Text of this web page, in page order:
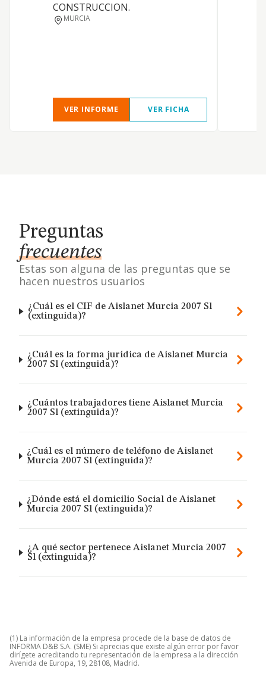
CONSTRUCCION.
MURCIA
VER INFORME VER FICHA
Preguntas
frecuentes
Estas son alguna de las preguntas que se
hacen nuestros usuarios
¿Cuál es el CIF de Aislanet Murcia 2007 Sl
(extinguida)?
¿Cuál es la forma jurídica de Aislanet Murcia
2007 Sl (extinguida)?
¿Cuántos trabajadores tiene Aislanet Murcia
2007 Sl (extinguida)?
¿Cuál es el número de teléfono de Aislanet
Murcia 2007 Sl (extinguida)?
¿Dónde está el domicilio Social de Aislanet
Murcia 2007 Sl (extinguida)?
¿A qué sector pertenece Aislanet Murcia 2007
Sl (extinguida)?
(1) La información de la empresa procede de la base de datos de
INFORMA D&B S.A. (SME) Si aprecias que existe algún error por favor
dirígete acreditando tu representación de la empresa a la dirección
Avenida de Europa, 19, 28108, Madrid.